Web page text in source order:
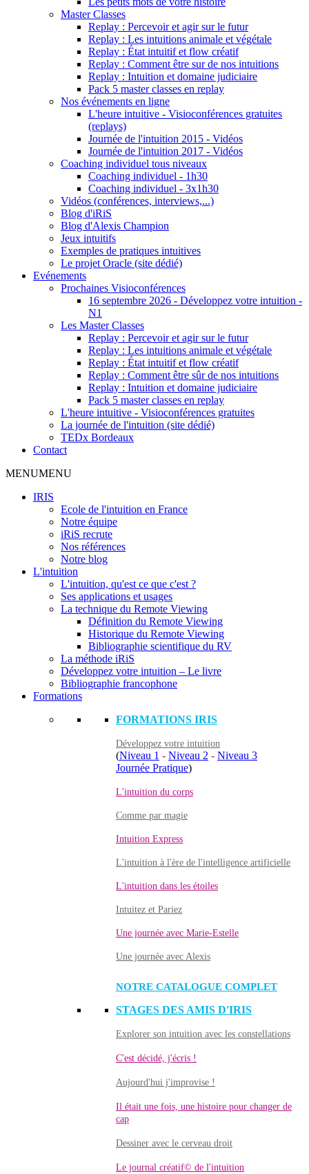
Master Classes
Replay : Percevoir et agir sur le futur
Replay : Les intuitions animale et végétale
Replay : État intuitif et flow créatif
Replay : Comment être sur de nos intuitions
Replay : Intuition et domaine judiciaire
Pack 5 master classes en replay
Nos événements en ligne
L'heure intuitive - Visioconférences gratuites
(replays)
Journée de l'intuition 2015 - Vidéos
Journée de l'intuition 2017 - Vidéos
Coaching individuel tous niveaux
Coaching individuel - 1h30
Coaching individuel - 3x1h30
Vidéos (conférences, interviews,...)
Blog d'iRiS
Blog d'Alexis Champion
Jeux intuitifs
Exemples de pratiques intuitives
Le projet Oracle (site dédié)
Evénements
Prochaines Visioconférences
16 septembre 2026 - Développez votre intuition -
N1
Les Master Classes
Replay : Percevoir et agir sur le futur
Replay : Les intuitions animale et végétale
Replay : État intuitif et flow créatif
Replay : Comment être sûr de nos intuitions
Replay : Intuition et domaine judiciaire
Pack 5 master classes en replay
L'heure intuitive - Visioconférences gratuites
La journée de l'intuition (site dédié)
TEDx Bordeaux
Contact
MENUMENU
IRIS
Ecole de l'intuition en France
Notre équipe
iRiS recrute
Nos références
Notre blog
L'intuition
L'intuition, qu'est ce que c'est ?
Ses applications et usages
La technique du Remote Viewing
Définition du Remote Viewing
Historique du Remote Viewing
Bibliographie scientifique du RV
La méthode iRiS
Développez votre intuition – Le livre
Bibliographie francophone
Formations
FORMATIONS IRIS
Développez votre intuition
(Niveau 1 - Niveau 2 - Niveau 3
Journée Pratique)
L'intuition du corps
Comme par magie
Intuition Express
L'intuition à l'ère de l'intelligence artificielle
L'intuition dans les étoiles
Intuitez et Pariez
Une journée avec Marie-Estelle
Une journée avec Alexis
NOTRE CATALOGUE COMPLET
STAGES DES AMIS D'IRIS
Explorer son intuition avec les constellations
C'est décidé, j'écris !
Aujourd'hui j'improvise !
Il était une fois, une histoire pour changer de
cap
Dessiner avec le cerveau droit
Le journal créatif© de l'intuition